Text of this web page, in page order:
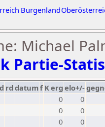
Burgenland
Michael
Partie-
rd datumf Kerg elo+/-
0
0
0
0
0
0